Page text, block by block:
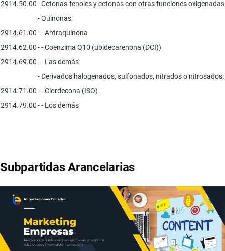
2914.50.00- Cetonas-fenoles y cetonas con otras funciones oxigenadas
- Quinonas:
2914.61.00- - Antraquinona
2914.62.00- - Coenzima Q10 (ubidecarenona (DCI))
2914.69.00- - Las demás
- Derivados halogenados, sulfonados, nitrados o nitrosados:
2914.71.00- - Clordecona (ISO)
2914.79.00- - Los demás
Subpartidas Arancelarias